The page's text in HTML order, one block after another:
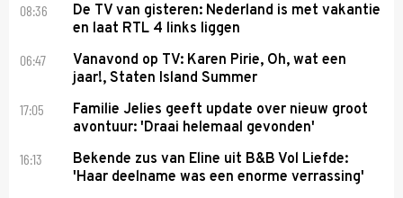
08:36
De TV van gisteren: Nederland is met vakantie
en laat RTL 4 links liggen
06:47
Vanavond op TV: Karen Pirie, Oh, wat een
jaar!, Staten Island Summer
17:05
Familie Jelies geeft update over nieuw groot
avontuur: 'Draai helemaal gevonden'
16:13
Bekende zus van Eline uit B&B Vol Liefde:
'Haar deelname was een enorme verrassing'